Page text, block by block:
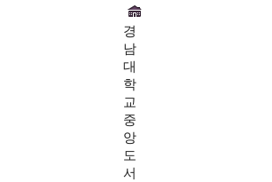
경
남
대
학
교
중
앙
도
서